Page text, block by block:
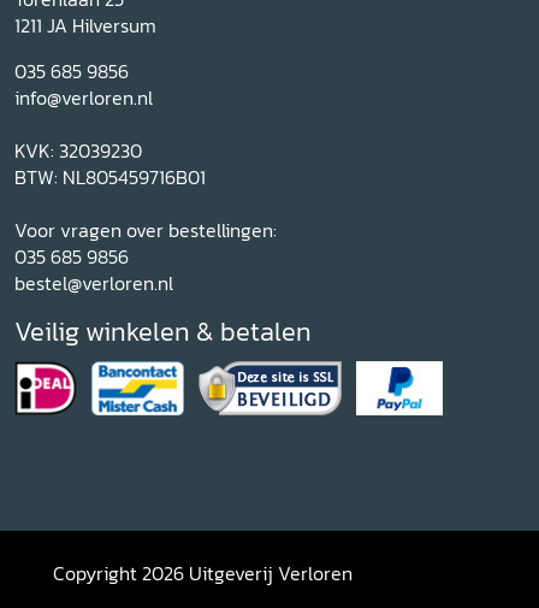
1211 JA Hilversum
035 685 9856
info@verloren.nl
KVK: 32039230
BTW: NL805459716B01
Voor vragen over bestellingen:
035 685 9856
bestel@verloren.nl
Veilig winkelen & betalen
Copyright 2026 Uitgeverij Verloren